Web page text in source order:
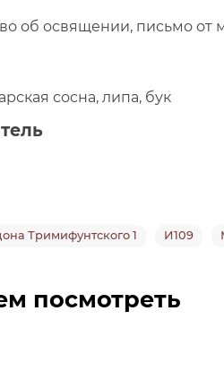
об освящении, письмо от
сосна, липа, бук
Тримифунтского 1 И109
посмотреть